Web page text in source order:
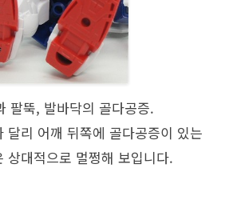
팔뚝, 발바닥의 골다공증.
달리 어깨 뒤쪽에 골다공증이 있는
상대적으로 멀쩡해 보입니다.